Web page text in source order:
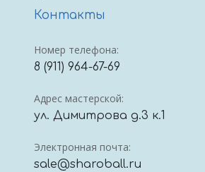
Контакты
Номер телефона:
8 (911) 964-67-69
Адрес мастерской:
ул. Димитрова д.3 к.1
Электронная почта:
sale@sharoball.ru